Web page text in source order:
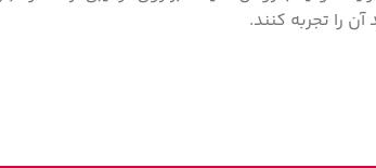
را تجربه کنند.